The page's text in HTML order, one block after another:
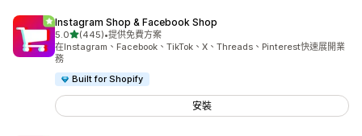
Instagram Shop & Facebook Shop
5.0滿分 5 顆星
(445)
共有 445 則評價
•提供免費方案
在Instagram、Facebook、TikTok、X、Threads、Pinterest快速展開業
務
Built for Shopify
安裝